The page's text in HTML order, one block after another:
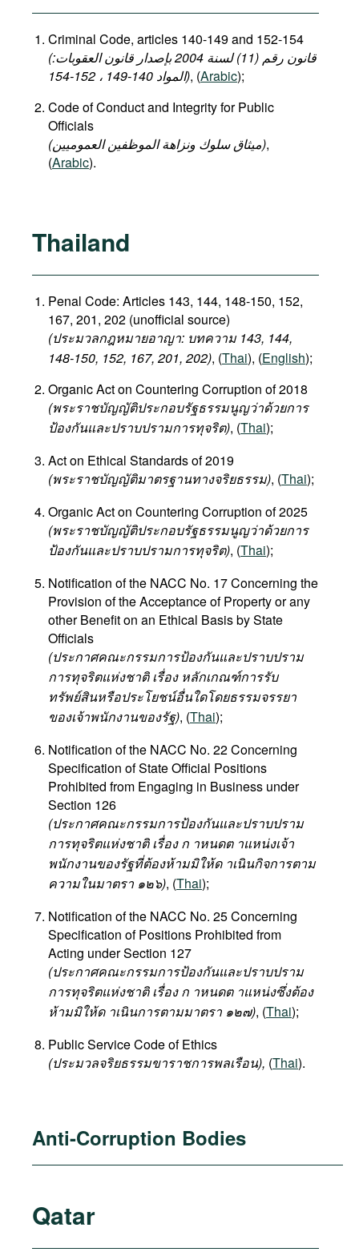
Criminal Code, articles 140-149 and 152-154
(قانون رقم (11) لسنة 2004 بإصدار قانون العقوبات:
المواد 140-149 ، 152-154), (Arabic);
Code of Conduct and Integrity for Public
Officials
(میثاق سلوك ونزاهة الموظفين العموميين),
(Arabic).
Thailand
Penal Code: Articles 143, 144, 148-150, 152,
167, 201, 202 (unofficial source)
(ประมวลกฎหมายอาญา: บทความ 143, 144,
148-150, 152, 167, 201, 202), (Thai), (English);
Organic Act on Countering Corruption of 2018
(พระราชบัญญัติประกอบรัฐธรรมนูญว่าด้วยการ
ป้องกันและปราบปรามการทุจริต), (Thai);
Act on Ethical Standards of 2019
(พระราชบัญญัติมาตรฐานทางจริยธรรม), (Thai);
Organic Act on Countering Corruption of 2025
(พระราชบัญญัติประกอบรัฐธรรมนูญว่าด้วยการ
ป้องกันและปราบปรามการทุจริต), (Thai);
Notification of the NACC No. 17 Concerning the
Provision of the Acceptance of Property or any
other Benefit on an Ethical Basis by State
Officials
(ประกาศคณะกรรมการป้องกันและปราบปราม
การทุจริตแห่งชาติ เรื่อง หลักเกณฑ์การรับ
ทรัพย์สินหรือประโยชน์อื่นใดโดยธรรมจรรยา
ของเจ้าพนักงานของรัฐ), (Thai);
Notification of the NACC No. 22 Concerning
Specification of State Official Positions
Prohibited from Engaging in Business under
Section 126
(ประกาศคณะกรรมการป้องกันและปราบปราม
การทุจริตแห่งชาติ เรื่อง ก าหนดต าแหน่งเจ้า
พนักงานของรัฐที่ต้องห้ามมิให้ด าเนินกิจการตาม
ความในมาตรา ๑๒๖), (Thai);
Notification of the NACC No. 25 Concerning
Specification of Positions Prohibited from
Acting under Section 127
(ประกาศคณะกรรมการป้องกันและปราบปราม
การทุจริตแห่งชาติ เรื่อง ก าหนดต าแหน่งซึ่งต้อง
ห้ามมิให้ด าเนินการตามมาตรา ๑๒๗), (Thai);
Public Service Code of Ethics
(ประมวลจริยธรรมขาราชการพลเรือน), (Thai).
Anti-Corruption Bodies
Qatar